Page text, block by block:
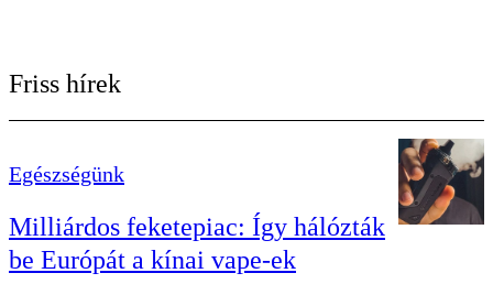
Friss hírek
Egészségünk
Milliárdos feketepiac: Így hálózták
be Európát a kínai vape-ek